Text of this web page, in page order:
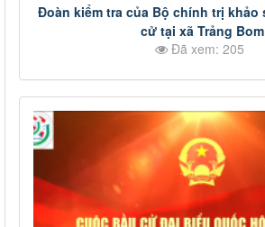
Đoàn kiểm tra của Bộ chính trị khảo
cử tại xã Trảng Bom
Đã xem: 205